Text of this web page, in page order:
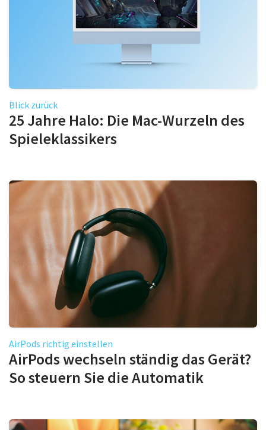
Blick zurück
25 Jahre Halo: Die Mac-Wurzeln des
Spieleklassikers
AirPods richtig einstellen
AirPods wechseln ständig das Gerät?
So steuern Sie die Automatik